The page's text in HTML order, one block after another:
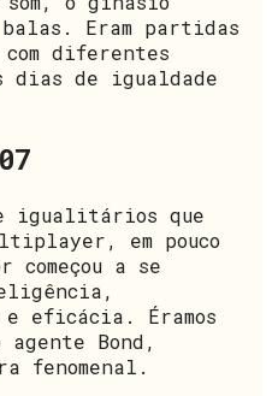
balas. Eram partidas
diferentes
dias de igualdade
igualitários que
em pouco
começou a se
eficácia. Éramos
Bond,
fenomenal.